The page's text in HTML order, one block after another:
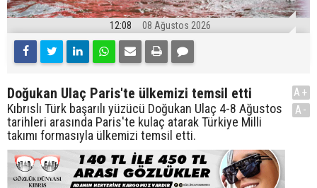
12:08 08 Ağustos 2026
Doğukan Ulaç Paris'te ülkemizi temsil etti
Kıbrıslı Türk başarılı yüzücü Doğukan Ulaç 4-8 Ağustos
tarihleri arasında Paris'te kulaç atarak Türkiye Milli
takımı formasıyla ülkemizi temsil etti.
A+
A-